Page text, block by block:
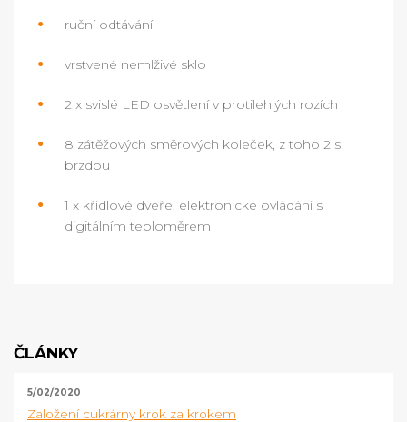
ruční odtávání
vrstvené nemlživé sklo
2 x svislé LED osvětlení v protilehlých rozích
8 zátěžových směrových koleček, z toho 2 s
brzdou
1 x křídlové dveře, elektronické ovládání s
digitálním teploměrem
ČLÁNKY
5/02/2020
Založení cukrárny krok za krokem